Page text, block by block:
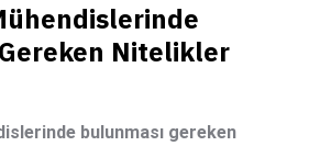
Nitelikler
bulunması gereken